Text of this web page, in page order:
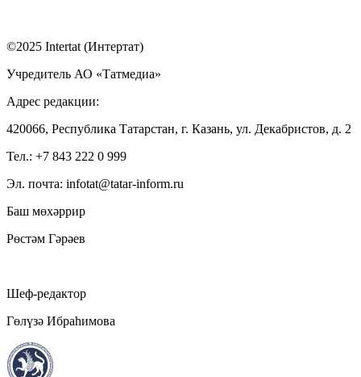
©2025 Intertat (Интертат)
Учредитель АО «Татмедиа»
Адрес редакции:
420066, Республика Татарстан, г. Казань, ул. Декабристов, д. 2
Тел.: +7 843 222 0 999
Эл. почта: infotat@tatar-inform.ru
Баш мөхәррир
Рөстәм Гәрәев
Шеф-редактор
Гөлүзә Ибраһимова